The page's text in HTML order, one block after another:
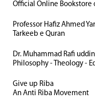
Official Online Bookstore
Professor Hafiz Ahmed Yar
Tarkeeb e Quran
Dr. Muhammad Rafi uddin
Philosophy - Theology -
Give up Riba
An Anti Riba Movement